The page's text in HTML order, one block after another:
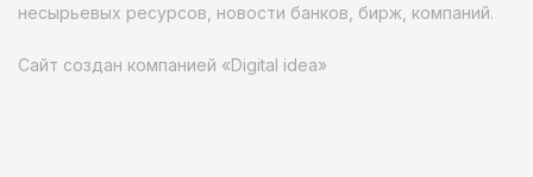
несырьевых ресурсов, новости банков, бирж, компаний.
Сайт создан компанией «Digital idea»